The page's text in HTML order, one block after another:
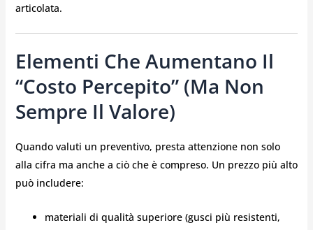
articolata.
Elementi Che Aumentano Il
“costo Percepito” (ma Non
Sempre Il Valore)
Quando valuti un preventivo, presta attenzione non solo
alla cifra ma anche a ciò che è compreso. Un prezzo più alto
può includere:
materiali di qualità superiore (gusci più resistenti,